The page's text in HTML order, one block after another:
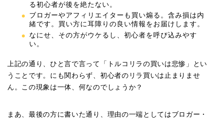
る初心者が後を絶たない。
ブロガーやアフィリエイターも買い煽る。含み損は内
緒です。買い方に耳障りの良い情報をお届けします。
なにせ、その方がウケるし、初心者を呼び込みやす
い。
上記の通り、ひと言で言って「トルコリラの買いは悲惨」とい
うことです。にも関わらず、初心者のリラ買いは止まりませ
ん。この現象は一体、何なのでしょうか？
まあ、最後の方に書いた通り、理由の一端としてはブロガー・